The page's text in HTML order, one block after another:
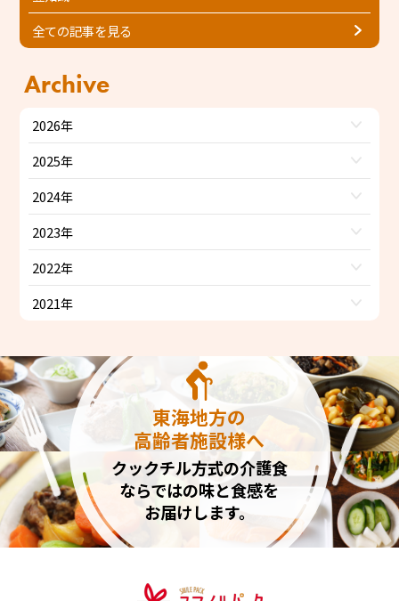
全ての記事を見る
Archive
2026年
2025年
2024年
2023年
2022年
2021年
東海地方の
高齢者施設様へ
クックチル方式の介護食
ならではの味と食感を
お届けします。